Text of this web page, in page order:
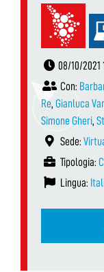
08/10/2021
Con:
Re, Gianluca
Simone Gheri,
Sede:
Tipologia:
Lingua: